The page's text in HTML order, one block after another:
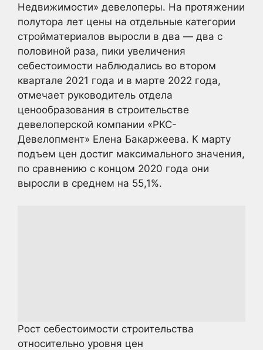
Недвижимости» девелоперы. На протяжении
полутора лет цены на отдельные категории
стройматериалов выросли в два — два с
половиной раза, пики увеличения
себестоимости наблюдались во втором
квартале 2021 года и в марте 2022 года,
отмечает руководитель отдела
ценообразования в строительстве
девелоперской компании «РКС-
Девелопмент» Елена Бакаржеева. К марту
подъем цен достиг максимального значения,
по сравнению с концом 2020 года они
выросли в среднем на 55,1%.
Рост себестоимости строительства
относительно уровня цен